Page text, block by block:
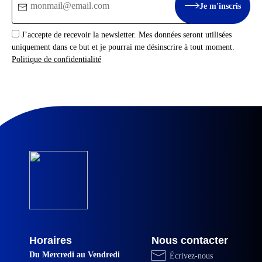
Je m'inscris
J’accepte de recevoir la newsletter. Mes données seront utilisées
uniquement dans ce but et je pourrai me désinscrire à tout moment.
Politique de confidentialité
Horaires
Du Mercredi au Vendredi
Nous contacter
Écrivez-nous